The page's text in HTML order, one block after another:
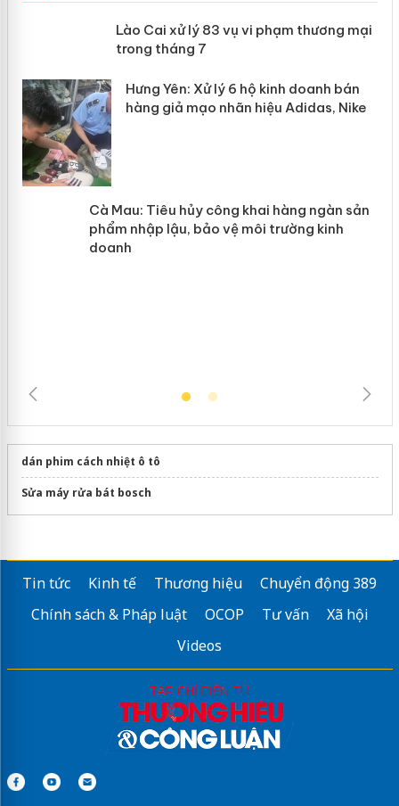
Lào Cai xử lý 83 vụ vi phạm thương
mại trong tháng 7
dán phim cách nhiệt ô tô
Sửa máy rửa bát bosch
Tin tức Kinh tế Thương hiệu
Chuyển động 389
Chính sách & Pháp luật
OCOP Tư vấn
Xã hội
Videos